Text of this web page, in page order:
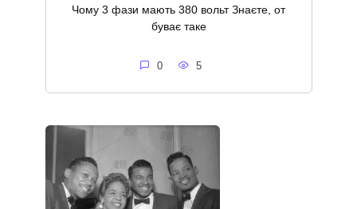
Чому 3 фази мають 380 вольт Знаєте, от
буває таке
0 5